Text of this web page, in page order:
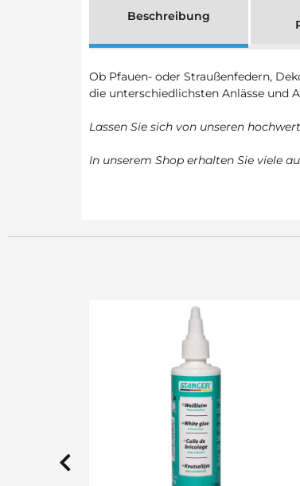
Beschreibung
Ob Pfauen- oder Straußenfedern,
die unterschiedlichsten Anlässe und
Lassen Sie sich von unseren
In unserem Shop erhalten Sie viele